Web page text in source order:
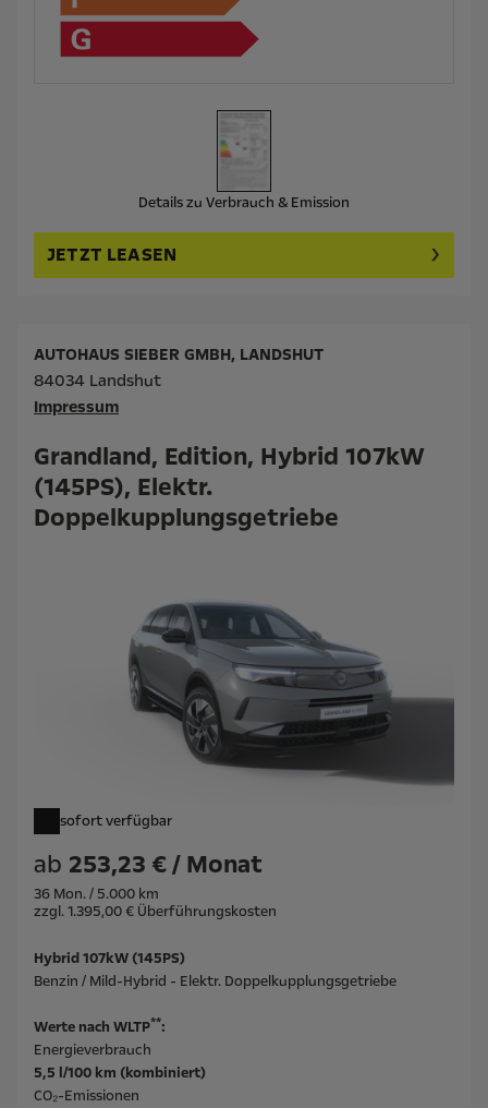
Details zu Verbrauch & Emission
JETZT LEASEN
Grandland, Edition, Hybrid 107kW
(145PS), Elektr.
Doppelkupplungsgetriebe
sofort verfügbar
ab 253,23 € / Monat
36 Mon. / 5.000 km
zzgl. 1.395,00 € Überführungskosten
AUTOHAUS SIEBER GMBH, LANDSHUT
84034 Landshut
Impressum
Hybrid 107kW (145PS)
Benzin / Mild-Hybrid - Elektr. Doppelkupplungsgetriebe
Werte nach WLTP**:
Energieverbrauch
5,5 l/100 km (kombiniert)
CO₂-Emissionen